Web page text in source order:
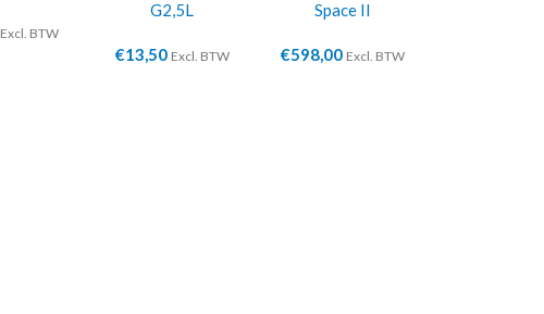
Excl. BTW
G2,5L
€13,50 Excl. BTW
Space II
€598,00 Excl. BTW